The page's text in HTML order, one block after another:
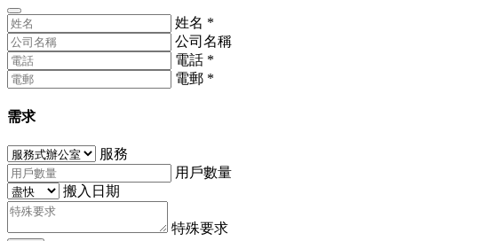
姓名 *
公司名稱
電話 *
電郵 *
需求
服務
用戶數量
搬入日期
特殊要求